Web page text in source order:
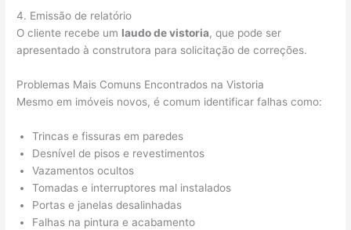
4. Emissão de relatório
O cliente recebe um laudo de vistoria, que pode ser
apresentado à construtora para solicitação de correções.
Problemas Mais Comuns Encontrados na Vistoria
Mesmo em imóveis novos, é comum identificar falhas como:
Trincas e fissuras em paredes
Desnível de pisos e revestimentos
Vazamentos ocultos
Tomadas e interruptores mal instalados
Portas e janelas desalinhadas
Falhas na pintura e acabamento